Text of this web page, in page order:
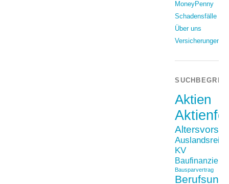
MoneyPenny
Schadensfälle
Über uns
Versicherungen
Aktien
Auslandsreise
KV
Bausparvertrag